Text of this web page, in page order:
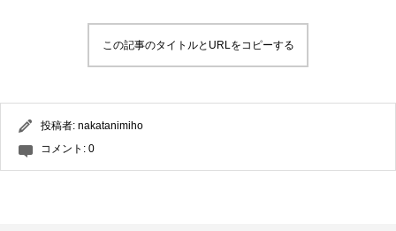
この記事のタイトルとURLをコピーする
投稿者: nakatanimiho
コメント: 0